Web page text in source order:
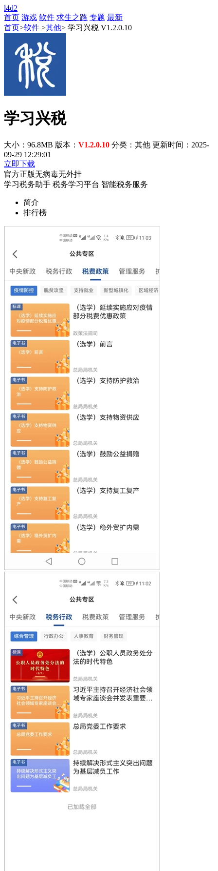
l4d2
首页 游戏 软件 求生之路 专题 最新
首页>软件 >其他> 学习兴税 V1.2.0.10
学习兴税
大小：96.8MB 版本： V1.2.0.10 分类：其他 更新时间：2025-
09-29 12:29:01
立即下载
官方正版无病毒无外挂
学习税务助手 税务学习平台 智能税务服务
简介
排行榜